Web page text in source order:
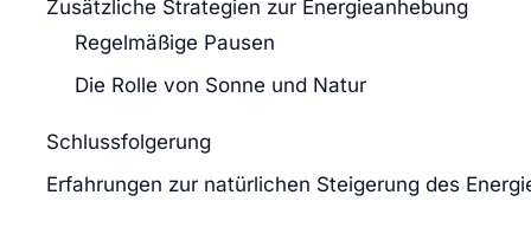
Zusätzliche Strategien zur Energieanhebung
Regelmäßige Pausen
Die Rolle von Sonne und Natur
Schlussfolgerung
Erfahrungen zur natürlichen Steigerung des